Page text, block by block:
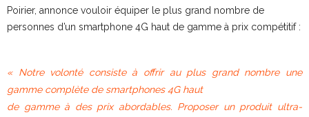
Poirier, annonce vouloir équiper le plus grand nombre de
personnes d’un smartphone 4G haut de gamme à prix compétitif :
« Notre volonté consiste à offrir au plus grand nombre une
gamme complète de smartphones 4G haut
de gamme à des prix abordables. Proposer un produit ultra-